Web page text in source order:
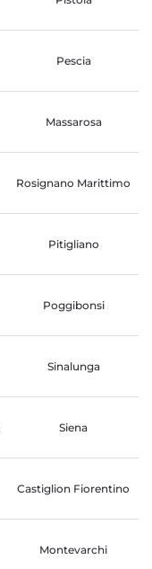
Pescia
Massarosa
Rosignano Marittimo
Pitigliano
Poggibonsi
Sinalunga
Siena
Castiglion Fiorentino
Montevarchi